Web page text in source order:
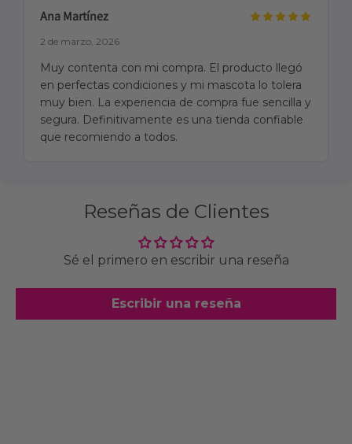
Ana Martínez
2 de marzo, 2026
Muy contenta con mi compra. El producto llegó
en perfectas condiciones y mi mascota lo tolera
muy bien. La experiencia de compra fue sencilla y
segura. Definitivamente es una tienda confiable
que recomiendo a todos.
Reseñas de Clientes
Sé el primero en escribir una reseña
Escribir una reseña